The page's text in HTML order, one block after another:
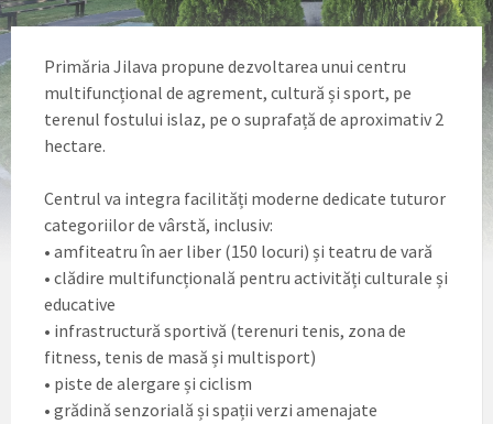
Primăria Jilava propune dezvoltarea unui centru
multifuncțional de agrement, cultură și sport, pe
terenul fostului islaz, pe o suprafață de aproximativ 2
hectare.
Centrul va integra facilități moderne dedicate tuturor
categoriilor de vârstă, inclusiv:
• amfiteatru în aer liber (150 locuri) și teatru de vară
• clădire multifuncțională pentru activități culturale și
educative
• infrastructură sportivă (terenuri tenis, zona de
fitness, tenis de masă și multisport)
• piste de alergare și ciclism
• grădină senzorială și spații verzi amenajate